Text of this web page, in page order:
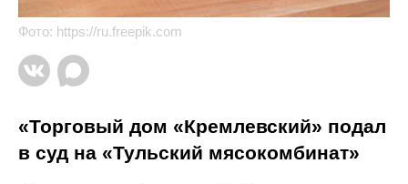
Фото: https://ru.freepik.com
«Торговый дом «Кремлевский» подал
в суд на «Тульский мясокомбинат»